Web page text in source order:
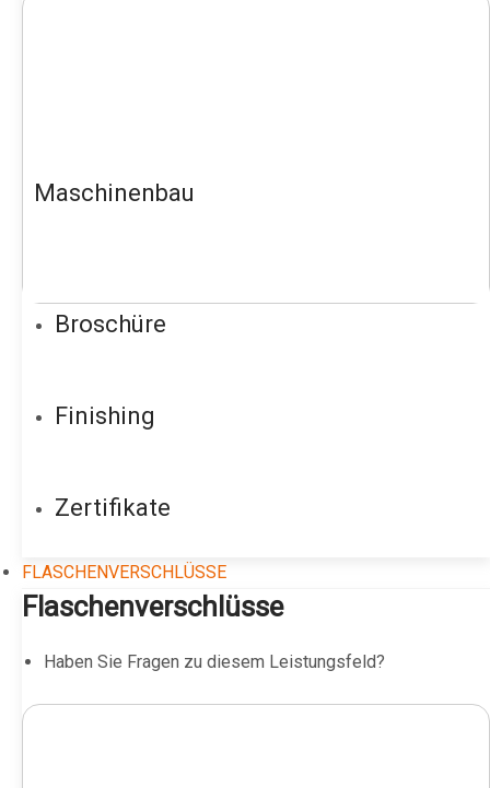
Maschinenbau
Broschüre
Finishing
Zertifikate
FLASCHENVERSCHLÜSSE
Flaschenverschlüsse
Haben Sie Fragen zu diesem Leistungsfeld?